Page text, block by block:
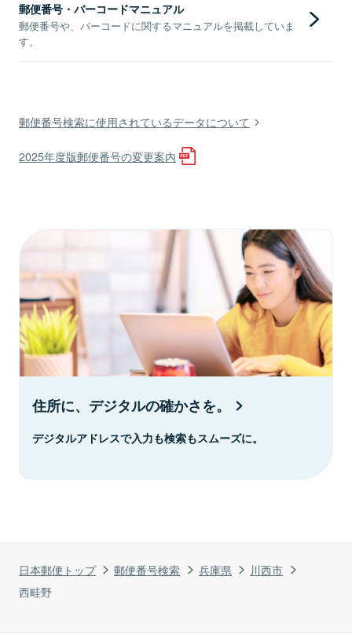
日本郵便トップ 郵便番号検索 兵庫県
川西市
西畦野
郵便番号・バーコードマニュアル
郵便番号や、バーコードに関するマニュアルを掲載していま
す。
郵便番号検索に使用されているデータについて
2025年度版郵便番号の変更案内
住所に、デジタルの確かさを。
デジタルアドレスで入力も検索もスムーズに。